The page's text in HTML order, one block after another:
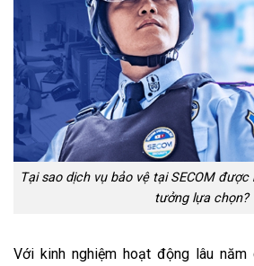
Tại sao dịch vụ bảo vệ tại SECOM
tưởng lựa chọn?
Với kinh nghiệm hoạt động lâu